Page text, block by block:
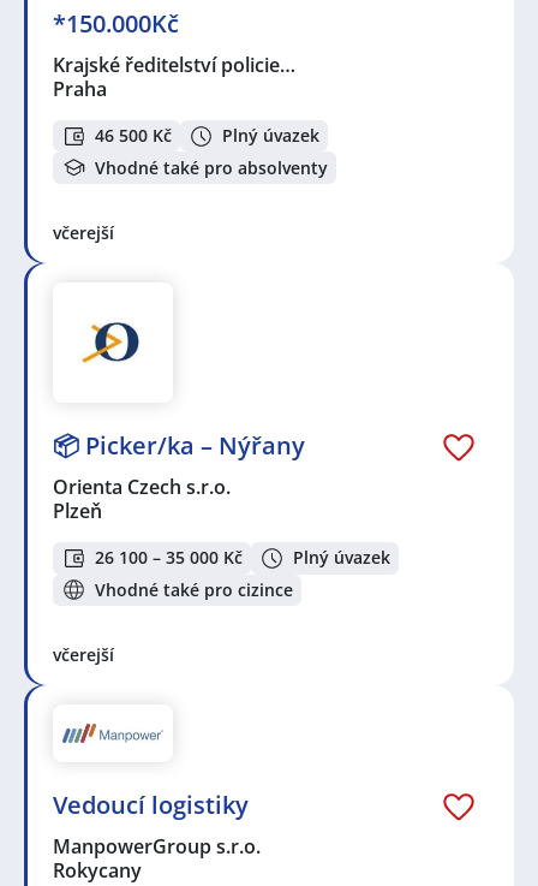
*150.000Kč
Krajské ředitelství policie…
Praha
46 500 Kč
Plný úvazek
Vhodné také pro absolventy
včerejší
📦 Picker/ka – Nýřany
Orienta Czech s.r.o.
Plzeň
26 100 – 35 000 Kč
Plný úvazek
Vhodné také pro cizince
včerejší
Vedoucí logistiky
ManpowerGroup s.r.o.
Rokycany